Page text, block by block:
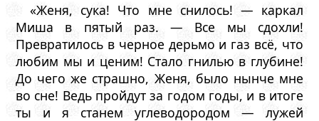
«Женя, сука! Что мне снилось! — каркал
Миша в пятый раз. — Все мы сдохли!
Превратилось в черное дерьмо и газ всё, что
любим мы и ценим! Стало гнилью в глубине!
До чего же страшно, Женя, было нынче мне
во сне! Ведь пройдут за годом годы, и в итоге
ты и я станем углеводородом — лужей